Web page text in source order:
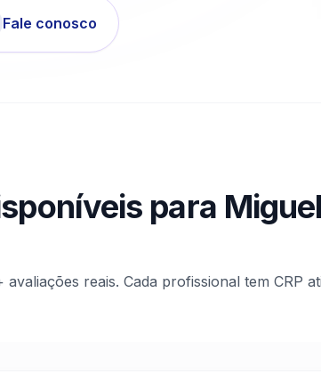
Fale conosco
para
reais. Cada profissional tem CRP